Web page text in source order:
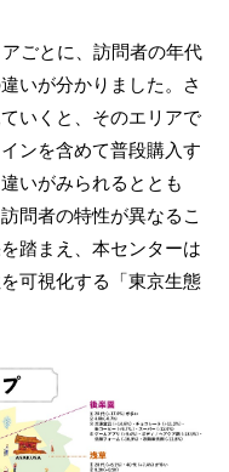
ごとに、訪問者の年代
いが分かりました。さ
いくと、そのエリアで
ンを含めて普段購入す
いがみられるととも
問者の特性が異なるこ
踏まえ、本センターは
可視化する「東京生態